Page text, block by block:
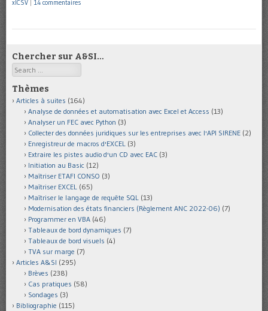
xlCSV 14 commentaires
Chercher sur A&SI…
Search
Thèmes
Articles à suites (164)
Analyse de données et automatisation avec Excel et Access (13)
Analyser un FEC avec Python (3)
Collecter des données juridiques sur les entreprises avec l'API SIRENE (2)
Enregistreur de macros d'EXCEL (3)
Extraire les pistes audio d'un CD avec EAC (3)
Initiation au Basic (12)
Maîtriser ETAFI CONSO (3)
Maîtriser EXCEL (65)
Maîtriser le langage de requête SQL (13)
Modernisation des états financiers (Règlement ANC 2022-06) (7)
Programmer en VBA (46)
Tableaux de bord dynamiques (7)
Tableaux de bord visuels (4)
TVA sur marge (7)
Articles A&SI (295)
Brèves (238)
Cas pratiques (58)
Sondages (3)
Bibliographie (115)